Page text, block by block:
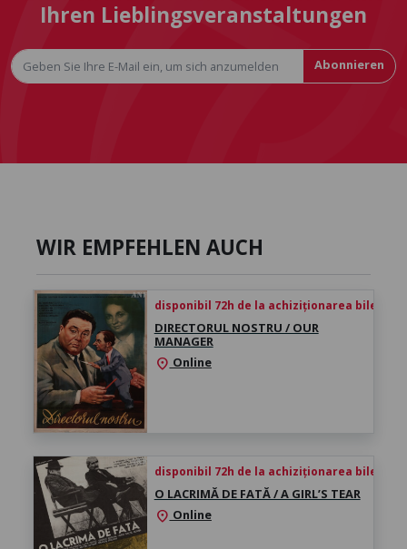
Ihren Lieblingsveranstaltungen
Abonnieren
WIR EMPFEHLEN AUCH
disponibil 72h de la achiziționarea biletului
DIRECTORUL NOSTRU / OUR
MANAGER
location_on Online
disponibil 72h de la achiziționarea biletului
O LACRIMĂ DE FATĂ / A GIRL’S TEAR
location_on Online